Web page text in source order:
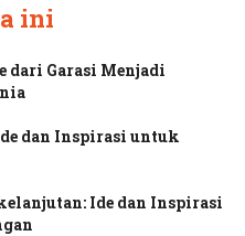
ini
dari Garasi Menjadi
dan Inspirasi untuk
Ide dan Inspirasi